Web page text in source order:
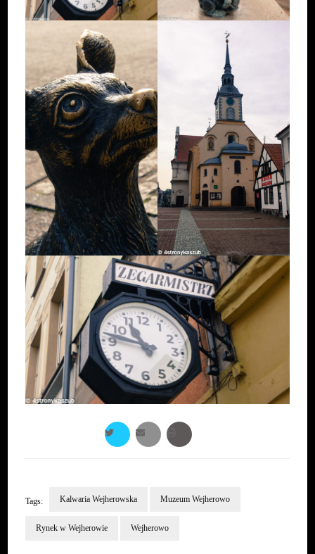
Tags: Kalwaria Wejherowska Muzeum Wejherowo
Rynek w Wejherowie Wejherowo